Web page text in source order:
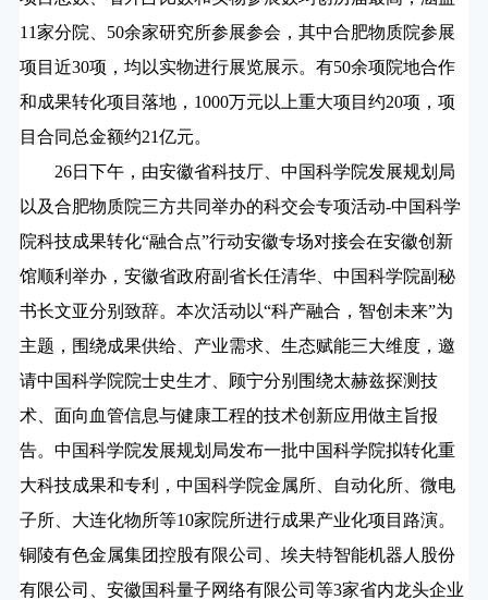
11家分院、 50余家研究所参展参会，其中合肥物质院参展
项目近30项，均以实物进行展览展示。有50余项院地合作
和成果转化项目落地， 1000万元以上重大项目约20项，项
目合同总金额约21亿元。
26日下午，由安徽省科技厅、中国科学院发展规划局
以及合肥物质院三方共同举办的科交会专项活动-中国科学
院科技成果转化“融合点”行动安徽专场对接会在安徽创新
馆顺利举办，安徽省政府副省长任清华、中国科学院副秘
书长文亚分别致辞。本次活动以“科产融合，智创未来”为
主题，围绕成果供给、产业需求、生态赋能三大维度，邀
请中国科学院院士史生才、顾宁分别围绕太赫兹探测技
术、面向血管信息与健康工程的技术创新应用做主旨报
告。中国科学院发展规划局发布一批中国科学院拟转化重
大科技成果和专利，中国科学院金属所、自动化所、微电
子所、大连化物所等10家院所进行成果产业化项目路演。
铜陵有色金属集团控股有限公司、埃夫特智能机器人股份
有限公司、安徽国科量子网络有限公司等3家省内龙头企业